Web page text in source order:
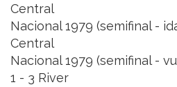
Central
Nacional 1979 (semifinal -
Central
Nacional 1979 (semifinal -
1 - 3 River